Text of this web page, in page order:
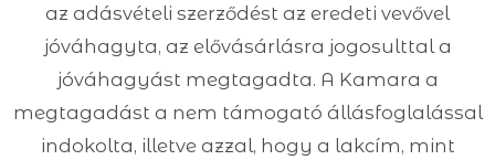
az adásvételi szerződést az eredeti vevővel
jóváhagyta, az elővásárlásra jogosulttal a
jóváhagyást megtagadta. A Kamara a
megtagadást a nem támogató állásfoglalással
indokolta, illetve azzal, hogy a lakcím, mint